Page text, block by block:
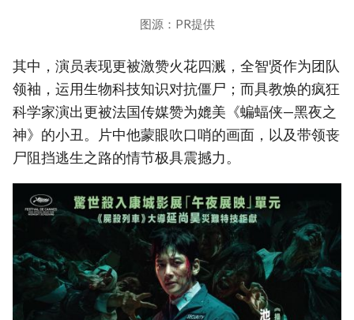
图源：PR提供
其中，演员表现更被激赞火花四溅，全智贤作为团队
领袖，运用生物科技知识对抗僵尸；而具教焕的疯狂
科学家演出更被法国传媒赞为媲美《蝙蝠侠—黑夜之
神》的小丑。片中他蒙眼吹口哨的画面，以及带领丧
尸阻挡逃生之路的情节极具震撼力。